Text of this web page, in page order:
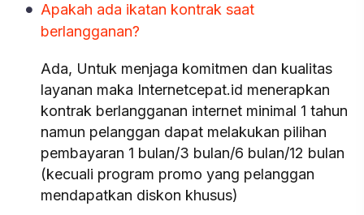
Apakah ada ikatan kontrak saat
berlangganan?
Ada, Untuk menjaga komitmen dan kualitas
layanan maka Internetcepat.id menerapkan
kontrak berlangganan internet minimal 1 tahun
namun pelanggan dapat melakukan pilihan
pembayaran 1 bulan/3 bulan/6 bulan/12 bulan
(kecuali program promo yang pelanggan
mendapatkan diskon khusus)